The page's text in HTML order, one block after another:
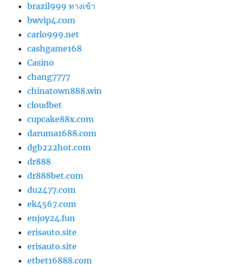
brazil999 ทางเข้า
bwvip4.com
carlo999.net
cashgame168
Casino
chang7777
chinatown888.win
cloudbet
cupcake88x.com
daruma1688.com
dgb222hot.com
dr888
dr888bet.com
du2477.com
ek4567.com
enjoy24.fun
erisauto.site
erisauto.site
etbet16888.com